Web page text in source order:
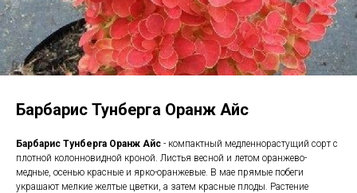
Барбарис Тунберга Оранж Айс
Барбарис Тунберга Оранж Айс - компактный медленнорастущий сорт с
плотной колонновидной кроной. Листья весной и летом оранжево-
медные, осенью красные и ярко-оранжевые. В мае прямые побеги
украшают мелкие желтые цветки, а затем красные плоды. Растение